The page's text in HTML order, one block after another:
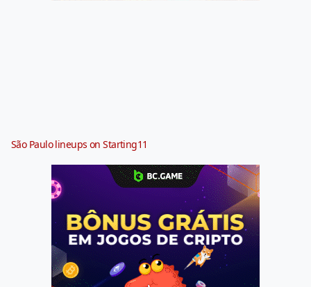
São Paulo lineups on Starting11